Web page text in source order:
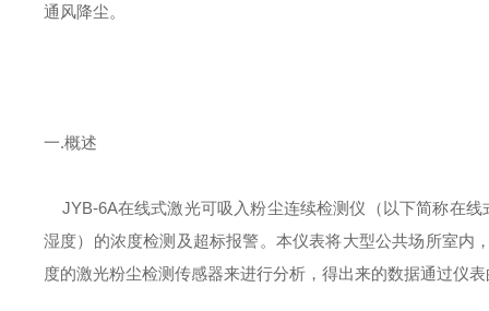
通风降尘。
一.概述
JYB-6A在线式激光可吸入粉尘连续检测仪（以下简称在
湿度）的浓度检测及超标报警。本仪表将大型公共场所室内
度的激光粉尘检测传感器来进行分析，得出来的数据通过仪